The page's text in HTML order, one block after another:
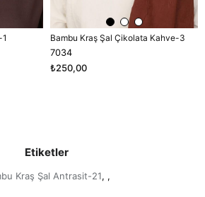
Bambu Kraş Şal Çikolata Kahve-3
7034
₺250,00
Etiketler
Kraş Şal Antrasit-21, ,